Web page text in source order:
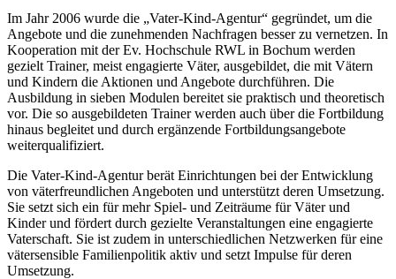
Im Jahr 2006 wurde die „Vater-Kind-Agentur“ gegründet, um die
Angebote und die zunehmenden Nachfragen besser zu vernetzen. In
Kooperation mit der Ev. Hochschule RWL in Bochum werden
gezielt Trainer, meist engagierte Väter, ausgebildet, die mit Vätern
und Kindern die Aktionen und Angebote durchführen. Die
Ausbildung in sieben Modulen bereitet sie praktisch und theoretisch
vor. Die so ausgebildeten Trainer werden auch über die Fortbildung
hinaus begleitet und durch ergänzende Fortbildungsangebote
weiterqualifiziert.
Die Vater-Kind-Agentur berät Einrichtungen bei der Entwicklung
von väterfreundlichen Angeboten und unterstützt deren Umsetzung.
Sie setzt sich ein für mehr Spiel- und Zeiträume für Väter und
Kinder und fördert durch gezielte Veranstaltungen eine engagierte
Vaterschaft. Sie ist zudem in unterschiedlichen Netzwerken für eine
vätersensible Familienpolitik aktiv und setzt Impulse für deren
Umsetzung.